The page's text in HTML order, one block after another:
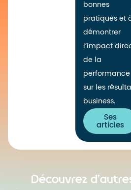
bonnes
pratiques et
démontrer
l’impact
de la
performance
sur les
business.
Ses
articles
Découvrez